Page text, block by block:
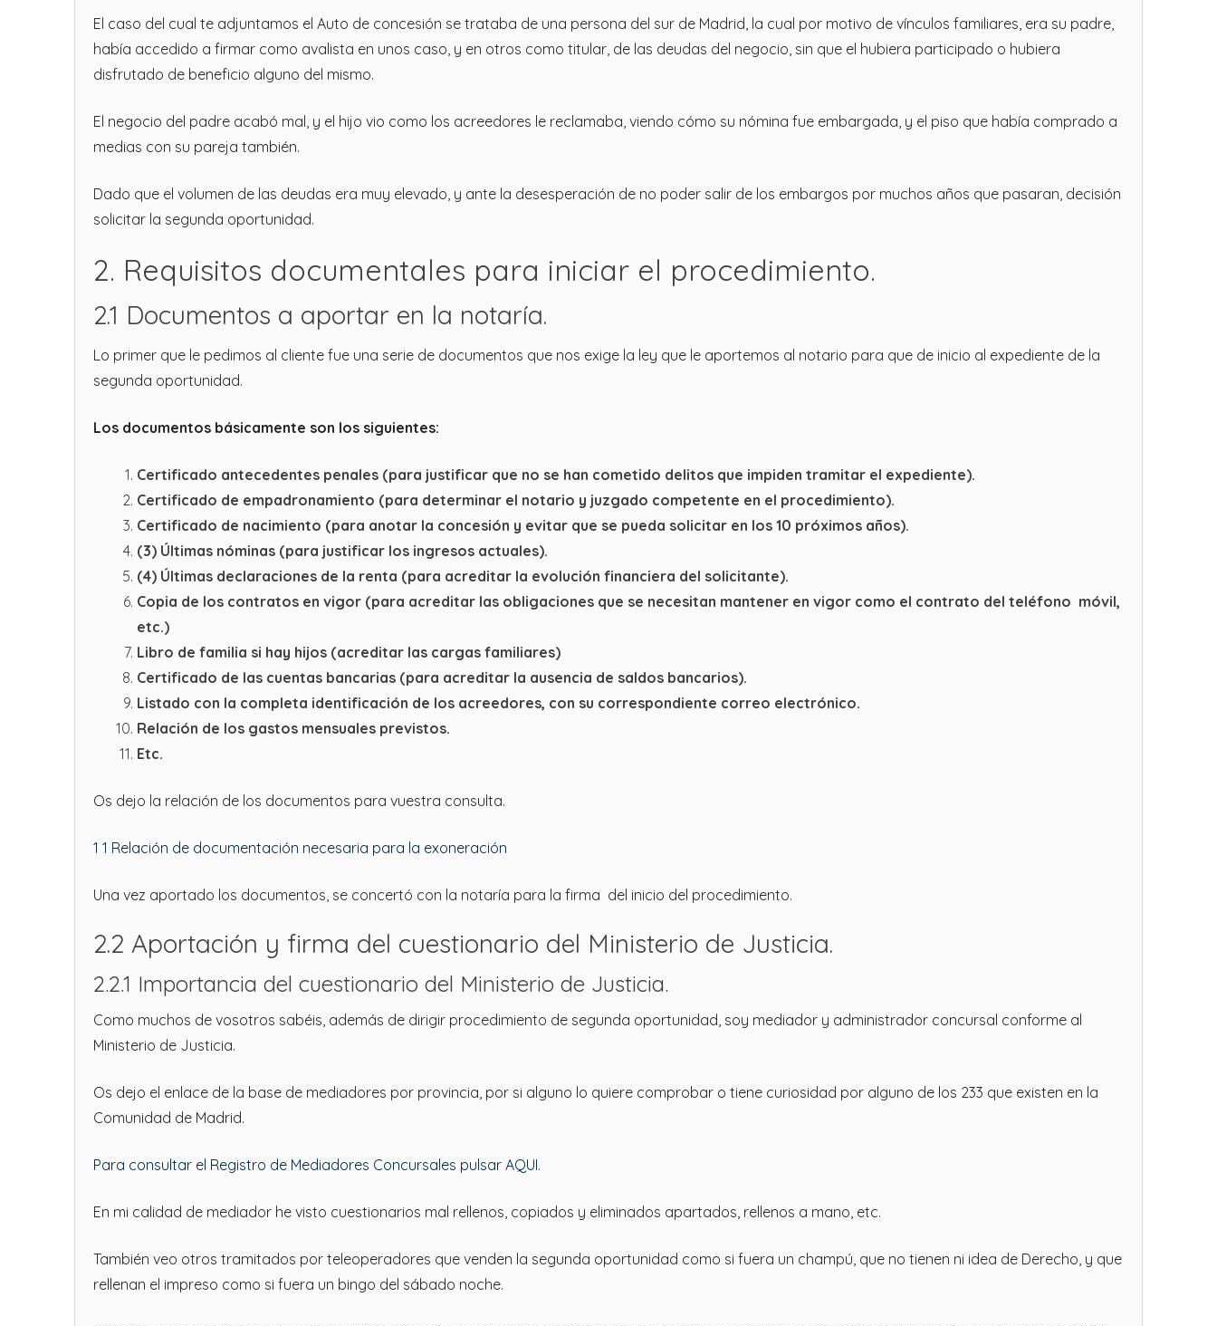
El caso del cual te adjuntamos el Auto de concesión se trataba de una persona del sur de Madrid, la cual por motivo de vínculos familiares, era su padre,
había accedido a firmar como avalista en unos caso, y en otros como titular, de las deudas del negocio, sin que el hubiera participado o hubiera
disfrutado de beneficio alguno del mismo.
El negocio del padre acabó mal, y el hijo vio como los acreedores le reclamaba, viendo cómo su nómina fue embargada, y el piso que había comprado a
medias con su pareja también.
Dado que el volumen de las deudas era muy elevado, y ante la desesperación de no poder salir de los embargos por muchos años que pasaran, decisión
solicitar la segunda oportunidad.
2. Requisitos documentales para iniciar el procedimiento.
2.1 Documentos a aportar en la notaría.
Lo primer que le pedimos al cliente fue una serie de documentos que nos exige la ley que le aportemos al notario para que de inicio al expediente de la
segunda oportunidad.
Los documentos básicamente son los siguientes:
Certificado antecedentes penales (para justificar que no se han cometido delitos que impiden tramitar el expediente).
Certificado de empadronamiento (para determinar el notario y juzgado competente en el procedimiento).
Certificado de nacimiento (para anotar la concesión y evitar que se pueda solicitar en los 10 próximos años).
(3) Últimas nóminas (para justificar los ingresos actuales).
(4) Últimas declaraciones de la renta (para acreditar la evolución financiera del solicitante).
Copia de los contratos en vigor (para acreditar las obligaciones que se necesitan mantener en vigor como el contrato del teléfono móvil,
etc.)
Libro de familia si hay hijos (acreditar las cargas familiares)
Certificado de las cuentas bancarias (para acreditar la ausencia de saldos bancarios).
Listado con la completa identificación de los acreedores, con su correspondiente correo electrónico.
Relación de los gastos mensuales previstos.
Etc.
Os dejo la relación de los documentos para vuestra consulta.
1 1 Relación de documentación necesaria para la exoneración
Una vez aportado los documentos, se concertó con la notaría para la firma del inicio del procedimiento.
2.2 Aportación y firma del cuestionario del Ministerio de Justicia.
2.2.1 Importancia del cuestionario del Ministerio de Justicia.
Como muchos de vosotros sabéis, además de dirigir procedimiento de segunda oportunidad, soy mediador y administrador concursal conforme al
Ministerio de Justicia.
Os dejo el enlace de la base de mediadores por provincia, por si alguno lo quiere comprobar o tiene curiosidad por alguno de los 233 que existen en la
Comunidad de Madrid.
Para consultar el Registro de Mediadores Concursales pulsar AQUI.
En mi calidad de mediador he visto cuestionarios mal rellenos, copiados y eliminados apartados, rellenos a mano, etc.
También veo otros tramitados por teleoperadores que venden la segunda oportunidad como si fuera un champú, que no tienen ni idea de Derecho, y que
rellenan el impreso como si fuera un bingo del sábado noche.